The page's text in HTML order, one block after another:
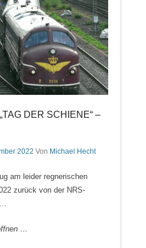
DER SCHIENE“ –
2022 Von Michael Hecht
am leider regnerischen
zurück von der NRS-
…